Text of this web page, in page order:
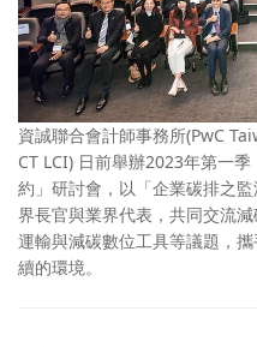
資誠聯合會計師事務所(PwC
CT LCI) 日前舉辦2023年第一
約」研討會，以「企業碳排之
界長官與業界代表，共同交流
運輸與減碳數位工具等議題，
續的環境。